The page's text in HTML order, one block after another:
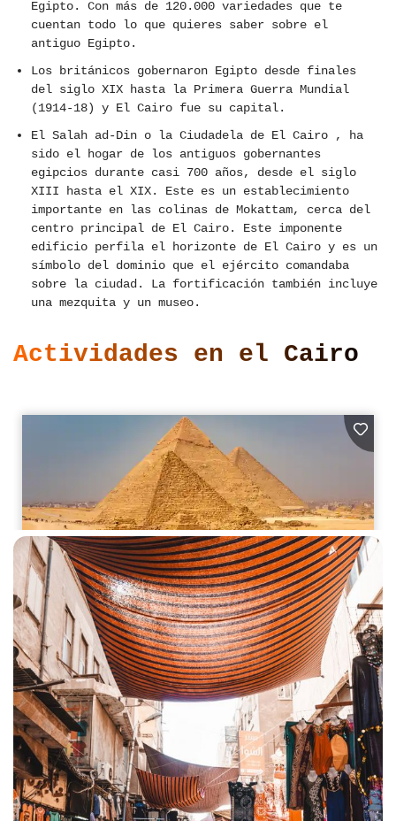
Egipto. Con más de 120.000 variedades que te
cuentan todo lo que quieres saber sobre el
antiguo Egipto.
Los británicos gobernaron Egipto desde finales
del siglo XIX hasta la Primera Guerra Mundial
(1914-18) y El Cairo fue su capital.
El Salah ad-Din o la Ciudadela de El Cairo , ha
sido el hogar de los antiguos gobernantes
egipcios durante casi 700 años, desde el siglo
XIII hasta el XIX. Este es un establecimiento
importante en las colinas de Mokattam, cerca del
centro principal de El Cairo. Este imponente
edificio perfila el horizonte de El Cairo y es un
símbolo del dominio que el ejército comandaba
sobre la ciudad. La fortificación también incluye
una mezquita y un museo.
Actividades en el Cairo